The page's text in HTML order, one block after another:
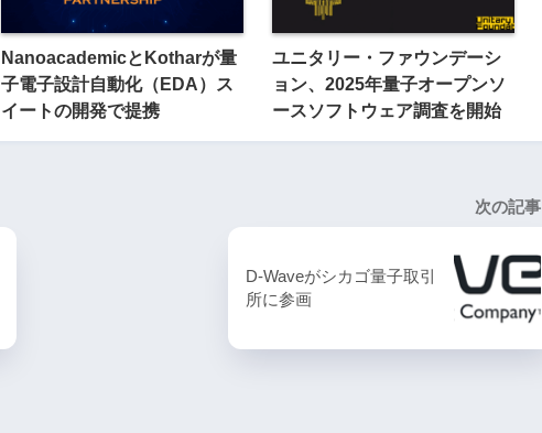
NanoacademicとKotharが量
子電子設計自動化（EDA）ス
イートの開発で提携
ユニタリー・ファウンデーシ
ョン、2025年量子オープンソ
ースソフトウェア調査を開始
次の記事
D-Waveがシカゴ量子取引
所に参画